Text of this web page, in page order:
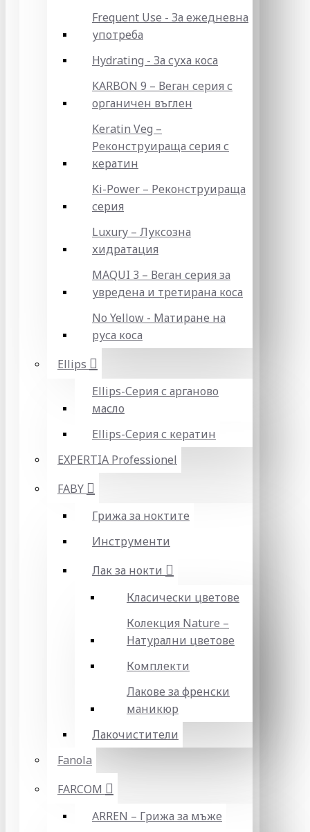
Frequent Use - За ежедневна
употреба
Hydrating - За суха коса
KARBON 9 – Веган серия с
органичен въглен
Keratin Veg –
Реконструираща серия с
кератин
Ki-Power – Реконструираща
серия
Luxury – Луксозна
хидратация
MAQUI 3 – Веган серия за
увредена и третирана коса
No Yellow - Матиране на
руса коса
Ellips
Ellips-Серия с арганово
масло
Ellips-Серия с кератин
EXPERTIA Professionel
FABY
Грижа за ноктите
Инструменти
Лак за нокти
Класически цветове
Колекция Nature –
Натурални цветове
Комплекти
Лакове за френски
маникюр
Лакочистители
Fanola
FARCOM
ARREN – Грижа за мъже